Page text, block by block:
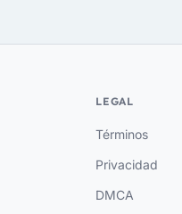
LEGAL
Términos
Privacidad
DMCA